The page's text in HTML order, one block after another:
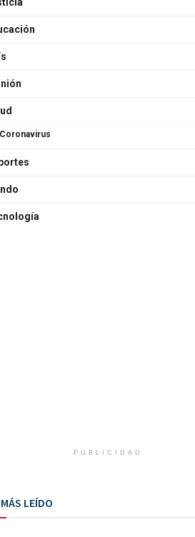
Coronavirus
PUBLICIDAD
LEÍDO